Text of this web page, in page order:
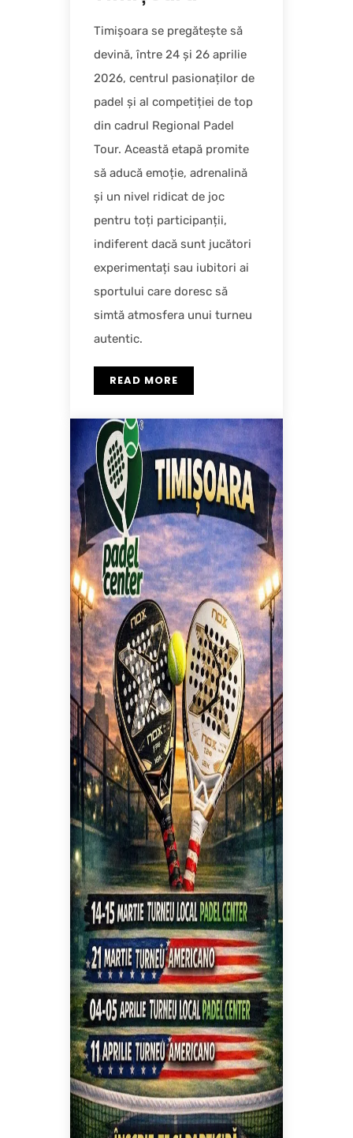
Timișoara se pregătește să
devină, între 24 și 26 aprilie
2026, centrul pasionaților de
padel și al competiției de top
din cadrul Regional Padel
Tour. Această etapă promite
să aducă emoție, adrenalină
și un nivel ridicat de joc
pentru toți participanții,
indiferent dacă sunt jucători
experimentați sau iubitori ai
sportului care doresc să
simtă atmosfera unui turneu
autentic.
READ MORE